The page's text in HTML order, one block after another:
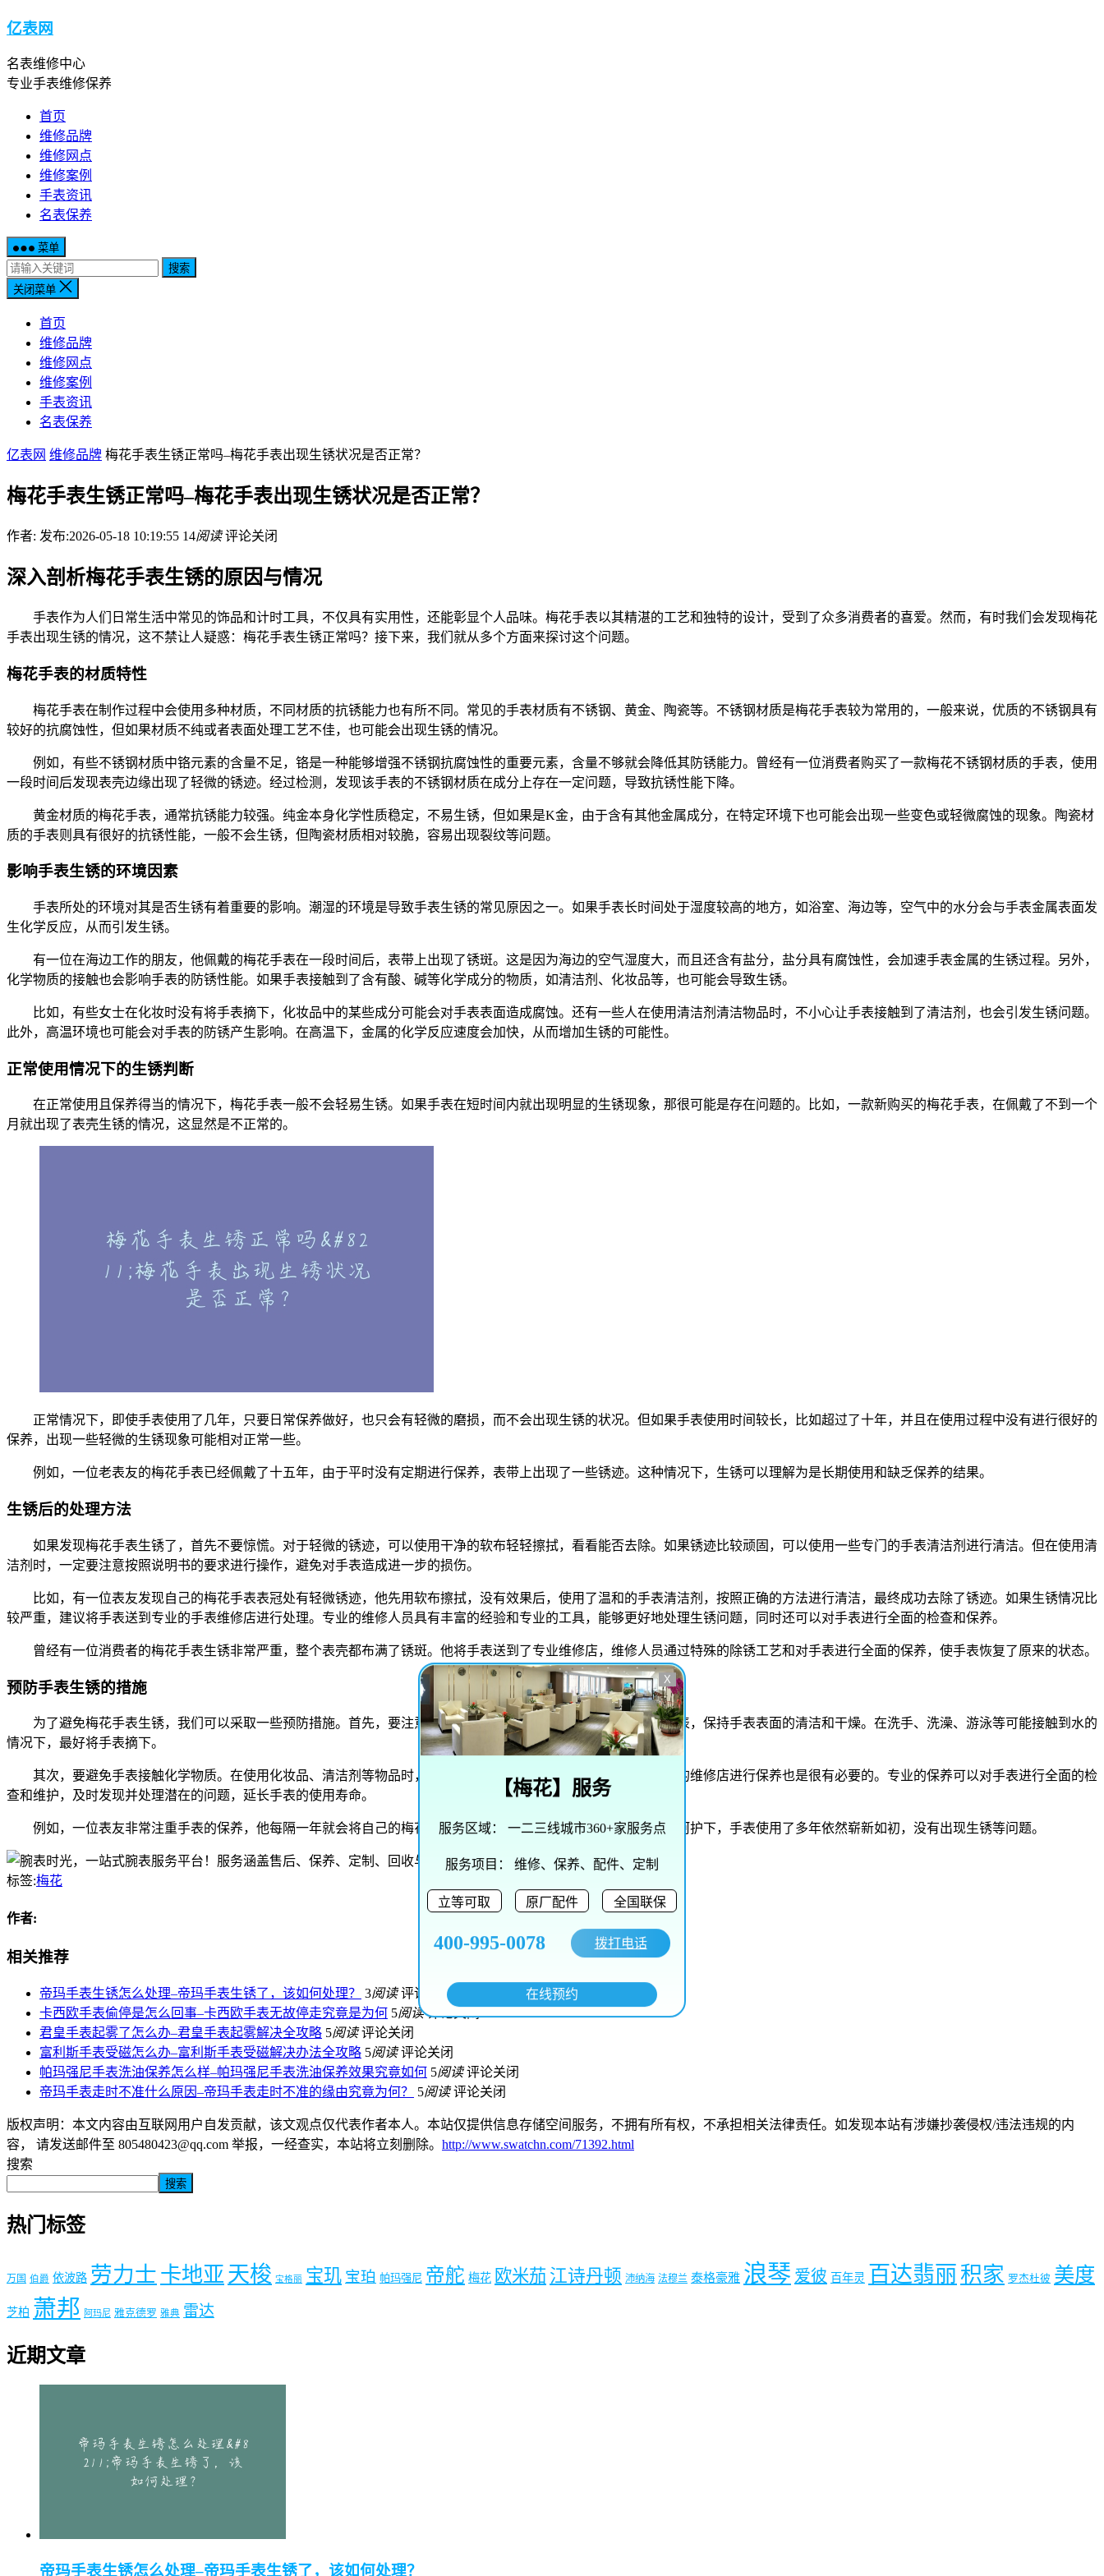
亿表网
名表维修中心
专业手表维修保养
首页
维修品牌
维修网点
维修案例
手表资讯
名表保养
菜单
搜索
关闭菜单
首页
维修品牌
维修网点
维修案例
手表资讯
名表保养
亿表网 维修品牌 梅花手表生锈正常吗–梅花手表出现生锈状况是否正常？
梅花手表生锈正常吗–梅花手表出现生锈状况是否正常？
作者: 发布:2026-05-18 10:19:55 14阅读 评论关闭
深入剖析梅花手表生锈的原因与情况
手表作为人们日常生活中常见的饰品和计时工具，不仅具有实用性，还能彰显个人品味。梅花手表以其精湛的工艺和独特的设计，受到了众多消费者的喜爱。然而，有时我们会发现梅花
手表出现生锈的情况，这不禁让人疑惑：梅花手表生锈正常吗？接下来，我们就从多个方面来探讨这个问题。
梅花手表的材质特性
梅花手表在制作过程中会使用多种材质，不同材质的抗锈能力也有所不同。常见的手表材质有不锈钢、黄金、陶瓷等。不锈钢材质是梅花手表较为常用的，一般来说，优质的不锈钢具有
较好的抗腐蚀性，但如果材质不纯或者表面处理工艺不佳，也可能会出现生锈的情况。
例如，有些不锈钢材质中铬元素的含量不足，铬是一种能够增强不锈钢抗腐蚀性的重要元素，含量不够就会降低其防锈能力。曾经有一位消费者购买了一款梅花不锈钢材质的手表，使用
一段时间后发现表壳边缘出现了轻微的锈迹。经过检测，发现该手表的不锈钢材质在成分上存在一定问题，导致抗锈性能下降。
黄金材质的梅花手表，通常抗锈能力较强。纯金本身化学性质稳定，不易生锈，但如果是K金，由于含有其他金属成分，在特定环境下也可能会出现一些变色或轻微腐蚀的现象。陶瓷材
质的手表则具有很好的抗锈性能，一般不会生锈，但陶瓷材质相对较脆，容易出现裂纹等问题。
影响手表生锈的环境因素
手表所处的环境对其是否生锈有着重要的影响。潮湿的环境是导致手表生锈的常见原因之一。如果手表长时间处于湿度较高的地方，如浴室、海边等，空气中的水分会与手表金属表面发
生化学反应，从而引发生锈。
有一位在海边工作的朋友，他佩戴的梅花手表在一段时间后，表带上出现了锈斑。这是因为海边的空气湿度大，而且还含有盐分，盐分具有腐蚀性，会加速手表金属的生锈过程。另外，
化学物质的接触也会影响手表的防锈性能。如果手表接触到了含有酸、碱等化学成分的物质，如清洁剂、化妆品等，也可能会导致生锈。
比如，有些女士在化妆时没有将手表摘下，化妆品中的某些成分可能会对手表表面造成腐蚀。还有一些人在使用清洁剂清洁物品时，不小心让手表接触到了清洁剂，也会引发生锈问题。
此外，高温环境也可能会对手表的防锈产生影响。在高温下，金属的化学反应速度会加快，从而增加生锈的可能性。
正常使用情况下的生锈判断
在正常使用且保养得当的情况下，梅花手表一般不会轻易生锈。如果手表在短时间内就出现明显的生锈现象，那很可能是存在问题的。比如，一款新购买的梅花手表，在佩戴了不到一个
月就出现了表壳生锈的情况，这显然是不正常的。
正常情况下，即使手表使用了几年，只要日常保养做好，也只会有轻微的磨损，而不会出现生锈的状况。但如果手表使用时间较长，比如超过了十年，并且在使用过程中没有进行很好的
保养，出现一些轻微的生锈现象可能相对正常一些。
例如，一位老表友的梅花手表已经佩戴了十五年，由于平时没有定期进行保养，表带上出现了一些锈迹。这种情况下，生锈可以理解为是长期使用和缺乏保养的结果。
生锈后的处理方法
如果发现梅花手表生锈了，首先不要惊慌。对于轻微的锈迹，可以使用干净的软布轻轻擦拭，看看能否去除。如果锈迹比较顽固，可以使用一些专门的手表清洁剂进行清洁。但在使用清
洁剂时，一定要注意按照说明书的要求进行操作，避免对手表造成进一步的损伤。
比如，有一位表友发现自己的梅花手表表冠处有轻微锈迹，他先用软布擦拭，没有效果后，使用了温和的手表清洁剂，按照正确的方法进行清洁，最终成功去除了锈迹。如果生锈情况比
较严重，建议将手表送到专业的手表维修店进行处理。专业的维修人员具有丰富的经验和专业的工具，能够更好地处理生锈问题，同时还可以对手表进行全面的检查和保养。
曾经有一位消费者的梅花手表生锈非常严重，整个表壳都布满了锈斑。他将手表送到了专业维修店，维修人员通过特殊的除锈工艺和对手表进行全面的保养，使手表恢复了原来的状态。
预防手表生锈的措施
为了避免梅花手表生锈，我们可以采取一些预防措施。首先，要注意手表的日常保养。定期用干净的软布擦拭手表，保持手表表面的清洁和干燥。在洗手、洗澡、游泳等可能接触到水的
情况下，最好将手表摘下。
其次，要避免手表接触化学物质。在使用化妆品、清洁剂等物品时，先将手表取下。另外，定期将手表送到专业的维修店进行保养也是很有必要的。专业的保养可以对手表进行全面的检
查和维护，及时发现并处理潜在的问题，延长手表的使用寿命。
例如，一位表友非常注重手表的保养，他每隔一年就会将自己的梅花手表送到专业维修店进行保养。在他的精心呵护下，手表使用了多年依然崭新如初，没有出现生锈等问题。
标签:梅花
作者:
相关推荐
帝玛手表生锈怎么处理–帝玛手表生锈了，该如何处理？ 3阅读 评论关闭
卡西欧手表偷停是怎么回事–卡西欧手表无故停走究竟是为何 5阅读 评论关闭
君皇手表起雾了怎么办–君皇手表起雾解决全攻略 5阅读 评论关闭
富利斯手表受磁怎么办–富利斯手表受磁解决办法全攻略 5阅读 评论关闭
帕玛强尼手表洗油保养怎么样–帕玛强尼手表洗油保养效果究竟如何 5阅读 评论关闭
帝玛手表走时不准什么原因–帝玛手表走时不准的缘由究竟为何？
5阅读 评论关闭
版权声明：本文内容由互联网用户自发贡献，该文观点仅代表作者本人。本站仅提供信息存储空间服务，不拥有所有权，不承担相关法律责任。如发现本站有涉嫌抄袭侵权/违法违规的内
容， 请发送邮件至 805480423@qq.com 举报，一经查实，本站将立刻删除。 http://www.swatchn.com/71392.html
搜索
搜索
热门标签
万国 伯爵 依波路 劳力士 卡地亚 天梭 宝格丽 宝玑 宝珀 帕玛强尼 帝舵 梅花 欧米茄 江诗丹顿 沛纳海 法穆兰 泰格豪雅 浪琴 爱彼 百年灵 百达翡丽 积家 罗杰杜彼 美度
芝柏 萧邦 阿玛尼 雅克德罗 雅典 雷达
近期文章
帝玛手表生锈怎么处理–帝玛手表生锈了，该如何处理？
X
【梅花】服务
服务区域： 一二三线城市360+家服务点
服务项目： 维修、保养、配件、定制
立等可取 原厂配件 全国联保
400-995-0078 拨打电话
在线预约